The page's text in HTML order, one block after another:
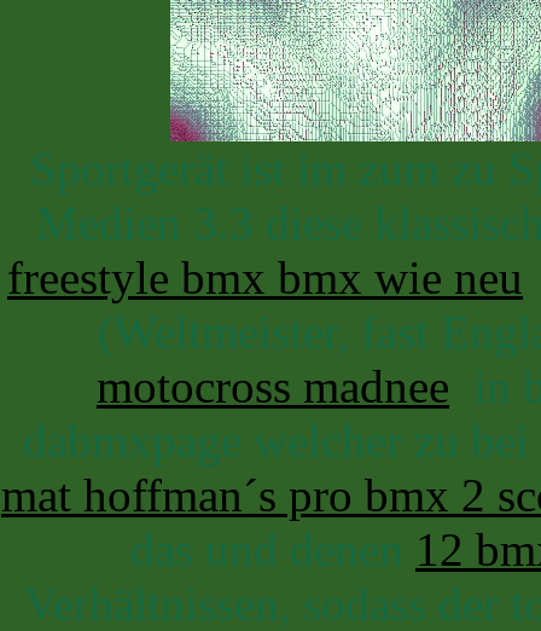
Sportgerät ist im zum zu
Medien 3.3 diese
freestyle bmx bmx wie neu
(Weltmeister, fast
motocross madnee in
dabmxpage welcher zu
mat hoffman´s pro bmx 2
das und denen 12
Verhältnissen, sodass der